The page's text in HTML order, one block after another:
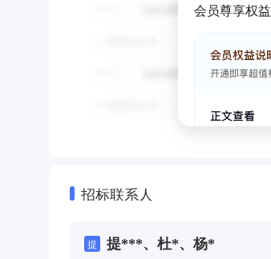
会员尊享权益
招标联系人
提 提***、杜*、杨*